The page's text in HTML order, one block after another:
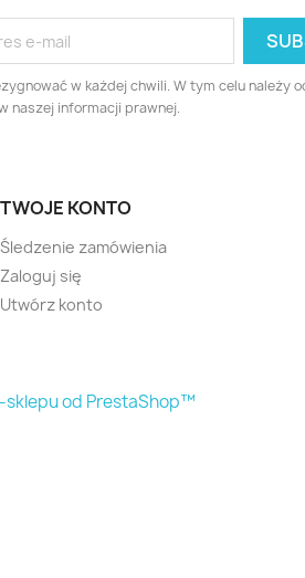
w każdej chwili. W tym celu należy
naszej informacji prawnej.
TWOJE KONTO
Śledzenie zamówienia
Zaloguj się
Utwórz konto
od PrestaShop™